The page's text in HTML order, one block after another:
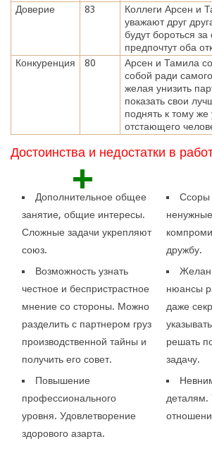
Доверие
83
Коллеги Арсен и
уважают друг
будут бороться
предпочтут оба
Конкуренция
80
Арсен и Тамила
собой ради
желая унизить
показать свои
поднять к тому
отстающего
Достоинства и недостатки в
+
Дополнительное общее
занятие, общие интересы.
Сложные задачи укрепляют
союз.
Возможность узнать
честное и беспристрастное
мнение со стороны. Можно
разделить с партнером груз
производственной тайны и
получить его совет.
Повышение
профессионального
уровня. Удовлетворение
здорового азарта.
Ссоры
дружбу.
нюансы
даже
решать
задачу.
деталям.